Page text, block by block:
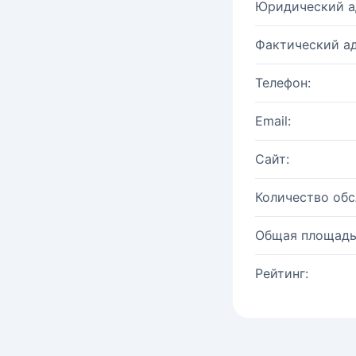
Юридический
Фактический
Телефон:
Email:
Сайт:
Количество
Общая
Рейтинг: